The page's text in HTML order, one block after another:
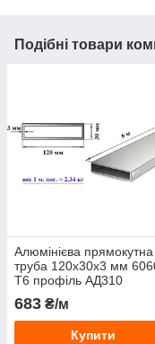
Подібні товари
Алюмінієва прямокутна
труба 120х30х3 мм
Т6 профіль АД310
екструзія
683 ₴/м
Купити